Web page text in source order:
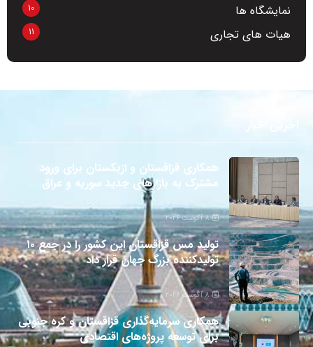
نمایشگاه ها 10
هیات های تجاری 11
همکاری قزاقستان و ازبکستان برای ورود
مشترک به بازارهای جدید سوریه و عراق
8 آگوست 2026
تولید مس قزاقستان این کشور را در جمع ۱۰
تولیدکننده بزرگ جهان قرار داد
8 آگوست 2026
همکاری سرمایه‌گذاری قزاقستان و کره جنوبی
برای توسعه پروژه‌های اقتصادی